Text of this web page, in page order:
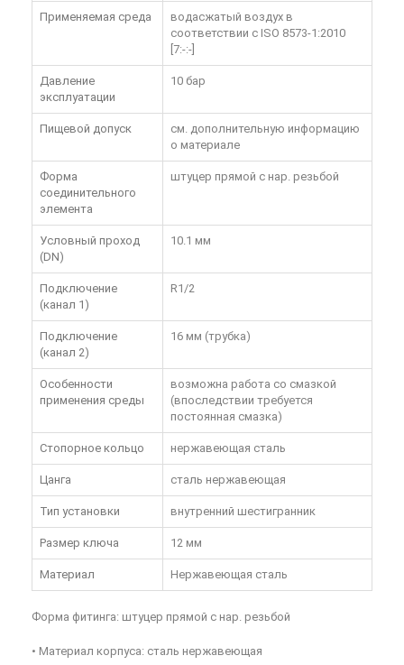
Применяемая среда
водасжатый воздух в
соответствии с ISO 8573-1:2010
[7:-:-]
Давление
эксплуатации
10 бар
Пищевой допуск
см. дополнительную информацию
о материале
Форма
соединительного
элемента
штуцер прямой с нар. резьбой
Условный проход
(DN)
10.1 мм
Подключение
(канал 1)
R1/2
Подключение
(канал 2)
16 мм (трубка)
Особенности
применения среды
возможна работа со смазкой
(впоследствии требуется
постоянная смазка)
Стопорное кольцо нержавеющая сталь
Цанга сталь нержавеющая
Тип установки внутренний шестигранник
Размер ключа 12 мм
Материал Нержавеющая сталь
Форма фитинга: штуцер прямой с нар. резьбой
• Материал корпуса: сталь нержавеющая